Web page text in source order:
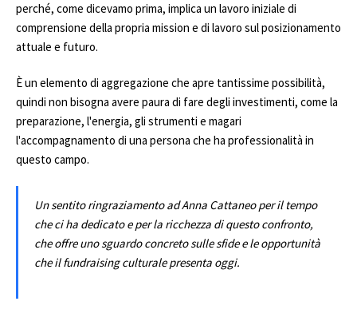
perché, come dicevamo prima, implica un lavoro iniziale di
comprensione della propria mission e di lavoro sul posizionamento
attuale e futuro.
È un elemento di aggregazione che apre tantissime possibilità,
quindi non bisogna avere paura di fare degli investimenti, come la
preparazione, l'energia, gli strumenti e magari
l'accompagnamento di una persona che ha professionalità in
questo campo.
Un sentito ringraziamento ad Anna Cattaneo per il tempo
che ci ha dedicato e per la ricchezza di questo confronto,
che offre uno sguardo concreto sulle sfide e le opportunità
che il fundraising culturale presenta oggi.